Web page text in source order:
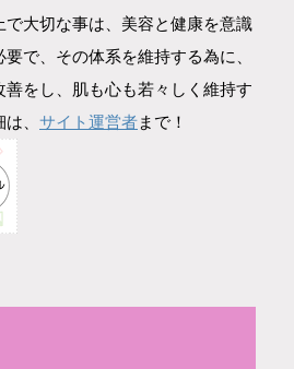
で大切な事は、美容と健康を意識
で、その体系を維持する為に、
善をし、肌も心も若々しく維持す
、 サイト運営者まで！